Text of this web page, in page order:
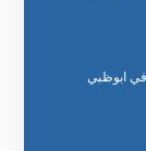
ابوظبي